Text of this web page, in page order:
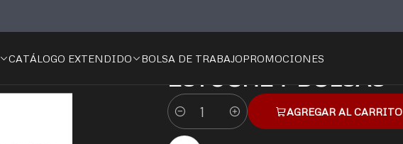
CATÁLOGO EXTENDIDO BOLSA DE TRABAJOPROMOCIONES
|
ESTUCHE 7 BOLSAS
Cantidad
AGREGAR AL CARRITO